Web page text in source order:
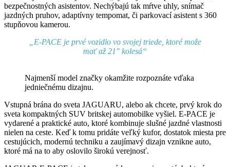
bezpečnostných asistentov. Nechýbajú tak mŕtve uhly, snímač
jazdných pruhov, adaptívny tempomat, či parkovací asistent s 360
stupňovou kamerou.
„E-PACE je prvé vozidlo vo svojej triede, ktoré može
mať až 21″ kolesá“
Najmenší model značky okamžite rozpoznáte vďaka
jedniečnému dizajnu.
Vstupná brána do sveta JAGUARU, alebo ak chcete, prvý krok do
sveta kompaktných SUV britskej automobilke vyšiel. E-PACE je
vydarené a praktické auto, ktoré kombinuje slušné jazdné vlastnosti
nielen na ceste. Keď k tomu pridáte veľký kufor, dostatok miesta pre
cestujúcich, modernú techniku a zaujímavý dizajn vznikne auto,
ktoré má na to aby oslovilo širokú verejnosť.